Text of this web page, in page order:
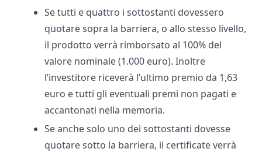
Se tutti e quattro i sottostanti dovessero
quotare sopra la barriera, o allo stesso livello,
il prodotto verrà rimborsato al 100% del
valore nominale (1.000 euro). Inoltre
l’investitore riceverà l’ultimo premio da 1,63
euro e tutti gli eventuali premi non pagati e
accantonati nella memoria.
Se anche solo uno dei sottostanti dovesse
quotare sotto la barriera, il certificate verrà